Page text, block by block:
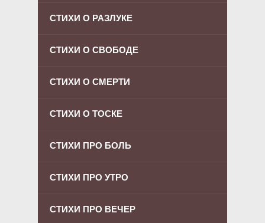
СТИХИ О РАЗЛУКЕ
СТИХИ О СВОБОДЕ
СТИХИ О СМЕРТИ
СТИХИ О ТОСКЕ
СТИХИ ПРО БОЛЬ
СТИХИ ПРО УТРО
СТИХИ ПРО ВЕЧЕР